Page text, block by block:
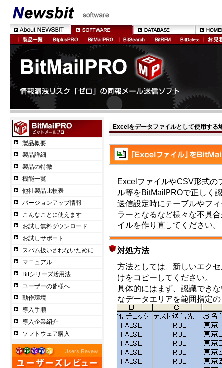
製品概要
製品詳細
製品の特徴
機能一覧
他社製品比較表
バージョンアップ情報
こんなことに使えます
お試し無料ダウンロード
お試しサポート
スパム扱いされないために
マニュアル
Bitシリーズ活用法
ユーザーの皆様へ
動作環境
導入手順
導入企業紹介
ソフトウェア購入
Excelをデータファイルとして使用する
ExcelファイルやCSV形式の
ル等をBitMailPROで正しく
送信設定時にテーブルやフ
ラーとなるなど様々な不具
イルを作り直してください。
対処方法
方法としては、新しいエク
けをコピーしてください。
具体的にはまず、認識でき
なデータエリアを範囲指定